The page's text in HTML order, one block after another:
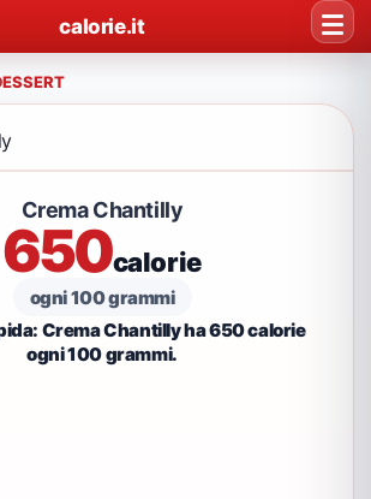
calorie.it
Crema Chantilly
650calorie
ogni 100 grammi
Crema Chantilly ha 650 calorie
ogni 100 grammi.